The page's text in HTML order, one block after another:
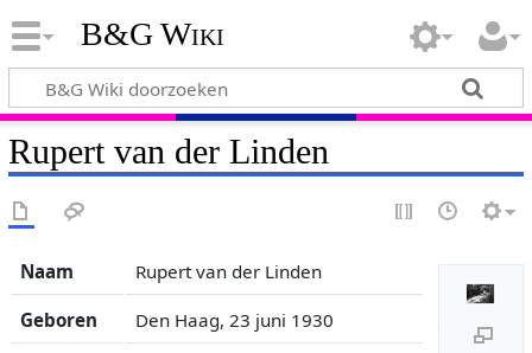
B&G Wiki
Rupert van der Linden
Naam Rupert van der Linden
Geboren Den Haag, 23 juni 1930